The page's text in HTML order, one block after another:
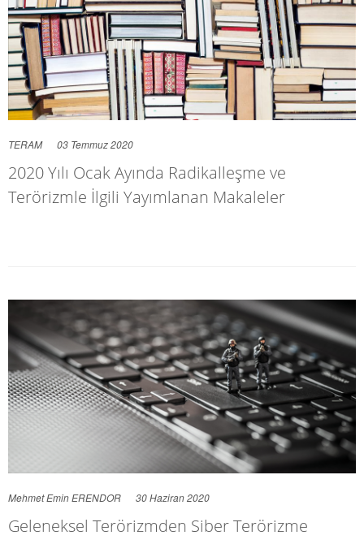
TERAM 03 Temmuz 2020
2020 Yılı Ocak Ayında Radikalleşme ve
Terörizmle İlgili Yayımlanan Makaleler
Mehmet Emin ERENDOR 30 Haziran 2020
Geleneksel Terörizmden Siber Terörizme